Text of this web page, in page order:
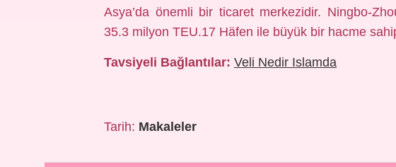
Asya’da önemli bir ticaret merkezidir. Ningbo-
35.3 milyon TEU.17 Häfen ile büyük bir hacme
Tavsiyeli Bağlantılar: Veli Nedir Islamda
Tarih: Makaleler